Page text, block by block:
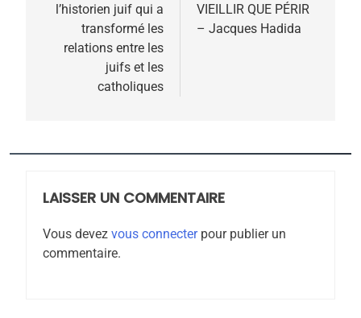
l’article
l’historien juif qui a
transformé les
relations entre les
juifs et les
catholiques
VIEILLIR QUE PÉRIR
– Jacques Hadida
LAISSER UN COMMENTAIRE
Vous devez vous connecterpour publier un
commentaire.
2025, l’année la plus
meurtrière selon le
rapport d’ADL contre
FRANCE
FIÈRE, DIGNE ET RÉSILIENTE :
MA JUDAÏTE par Thérèse
ISRAÉL JUDAISME
7